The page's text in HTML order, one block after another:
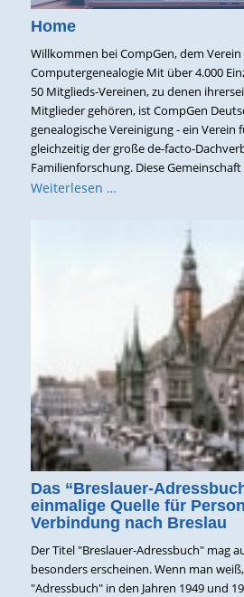
Home
Willkommen bei CompGen, dem
Computergenealogie Mit über 4.000
50 Mitglieds-Vereinen, zu denen
Mitglieder gehören, ist CompGen
genealogische Vereinigung - ein Verein
gleichzeitig der große de-facto-
Familienforschung. Diese
Weiterlesen …
Das “Breslauer-
einmalige Quelle für
Verbindung nach Breslau
Der Titel "Breslauer-Adressbuch" mag
besonders erscheinen. Wenn man
"Adressbuch" in den Jahren 1949 und